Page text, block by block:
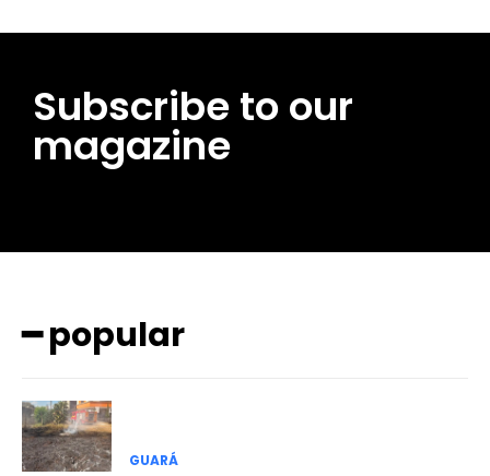
━ pricing plans
Free
Subscribe to our
magazine
━ popular
GUARÁ